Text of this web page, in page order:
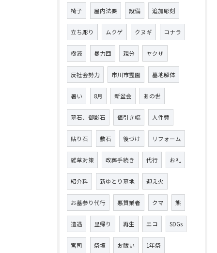
椅子 屋内法要 設備 追加彫刻
立ち彫り ムクゲ クヌギ コナラ
樹液 暴力団 親分 ヤクザ
反社会勢力 市川市霊園 墓地解体
暑い 8月 新盆会 あの世
墓石、御影石 値引き幅 人件費
貼り石 敷石 後づけ リフォーム
雑草対策 改葬手続き 代行 お礼
紹介料 新ゆとり墓地 迎え火
お墓参り代行 悪質業者 クマ 熊
遭遇 里帰り 再生 エコ SDGs
宮司 祭壇 お祓い 1年祭